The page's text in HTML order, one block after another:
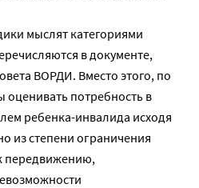
мыслят категориями
в документе,
ВОРДИ. Вместо этого, по
оценивать потребность в
ребенка-инвалида исходя
из степени ограничения
передвижению,